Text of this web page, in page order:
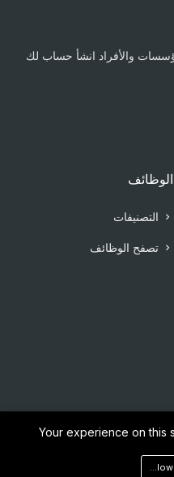
والأفراد انشأ حساب لك
الوظائف
التصنيفات
تصفح الوظائف
Your experience on this